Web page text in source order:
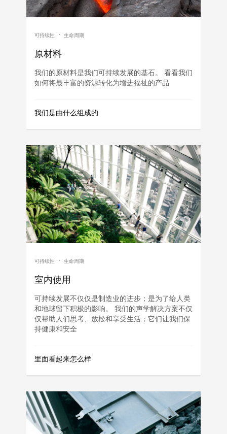
可持续性 生命周期
原材料
我们的原材料是我们可持续发展的基石。 看看我们
如何将最丰富的资源转化为增进福祉的产品
我们是由什么组成的
可持续性 生命周期
室内使用
可持续发展不仅仅是制造业的进步；是为了给人类
和地球留下积极的影响。 我们的声学解决方案不仅
仅帮助人们思考、放松和享受生活；它们让我们保
持健康和安全
里面看起来怎么样